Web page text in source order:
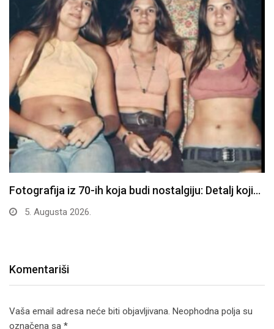
Fotografija iz 70-ih koja budi nostalgiju: Detalj koji…
5. Augusta 2026.
Komentariši
Vaša email adresa neće biti objavljivana. Neophodna polja su
označena sa *